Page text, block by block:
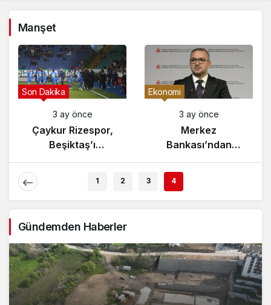
Manşet
Son Dakika
3 ay önce
Çaykur Rizespor,
Beşiktaş’ı
Ağırlıyor!
Ekonomi
3 ay önce
Merkez
Bankası’ndan
Enflasyon Raporu
Açıklaması
1 2 3 4
Gündemden Haberler